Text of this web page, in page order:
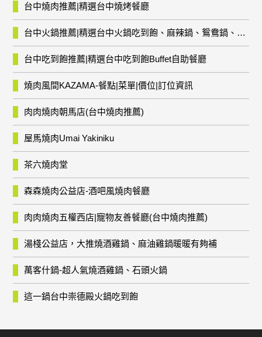
台中燒肉推薦|精選台中燒烤餐廳
台中火鍋推薦|精選台中火鍋吃到飽、麻辣鍋、鴛鴦鍋、石頭火鍋、酸菜白肉鍋、海鮮鍋、燒酒雞、麻油雞、壽喜燒等熱門人氣火鍋店!
台中吃到飽推薦|精選台中吃到飽Buffet自助餐廳
燒肉風間KAZAMA-餐點|菜單|價位|訂位資訊
肉肉燒肉朝馬店(台中燒肉推薦)
屋馬燒肉Umai Yakiniku
茶六燒肉堂
森森燒肉公益店-酒吧風燒肉餐廳
肉肉燒肉五權西店|寵物友善餐廳(台中燒肉推薦)
湯棧公益店，大推燒酒雞鍋、麻油雞鍋暖暖有夠補
萬客什鍋-超人氣燒酒雞鍋、石頭火鍋
這一鍋台中崇德殿火鍋吃到飽